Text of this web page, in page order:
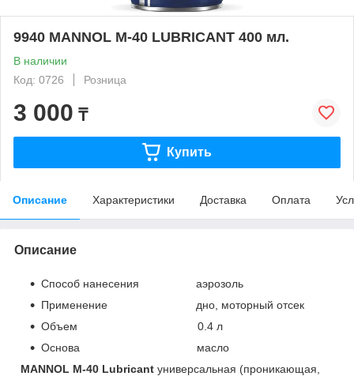
9940 MANNOL M-40 LUBRICANT 400 мл.
В наличии
Код: 0726
Розница
3 000 ₸
Купить
Описание Характеристики Доставка Оплата
Описание
Способ нанесения аэрозоль
Применение дно, моторный отсек
Объем 0.4 л
Основа масло
MANNOL M-40 Lubricant универсальная (проникающая,